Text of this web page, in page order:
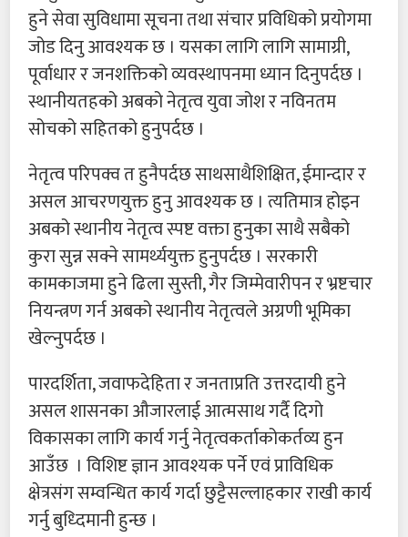
हुने सेवा सुविधामा सूचना तथा संचार प्रविधिको प्रयोगमा
जोड दिनु आवश्यक छ । यसका लागि लागि सामाग्री,
पूर्वाधार र जनशक्तिको व्यवस्थापनमा ध्यान दिनुपर्दछ ।
स्थानीयतहको अबको नेतृत्व युवा जोश र नविनतम
सोचको सहितको हुनुपर्दछ ।
नेतृत्व परिपक्व त हुनैपर्दछ साथसाथैशिक्षित, ईमान्दार र
असल आचरणयुक्त हुनु आवश्यक छ । त्यतिमात्र होइन
अबको स्थानीय नेतृत्व स्पष्ट वक्ता हुनुका साथै सबैको
कुरा सुन्न सक्ने सामर्थ्ययुक्त हुनुपर्दछ । सरकारी
कामकाजमा हुने ढिला सुस्ती, गैर जिम्मेवारीपन र भ्रष्टचार
नियन्त्रण गर्न अबको स्थानीय नेतृत्वले अग्रणी भूमिका
खेल्नुपर्दछ ।
पारदर्शिता, जवाफदेहिता र जनताप्रति उत्तरदायी हुने
असल शासनका औजारलाई आत्मसाथ गर्दै दिगो
विकासका लागि कार्य गर्नु नेतृत्वकर्ताकोकर्तव्य हुन
आउँछ । विशिष्ट ज्ञान आवश्यक पर्ने एवं प्राविधिक
क्षेत्रसंग सम्वन्धित कार्य गर्दा छुट्टैसल्लाहकार राखी कार्य
गर्नु बुध्दिमानी हुन्छ ।